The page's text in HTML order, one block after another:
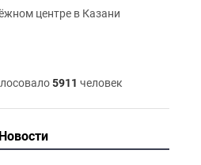
центре в Казани
5911 человек
Новости